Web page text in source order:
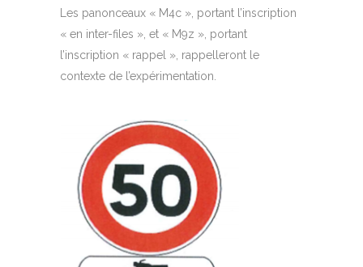
Les panonceaux « M4c », portant l’inscription
« en inter-files », et « M9z », portant
l’inscription « rappel », rappelleront le
contexte de l’expérimentation.